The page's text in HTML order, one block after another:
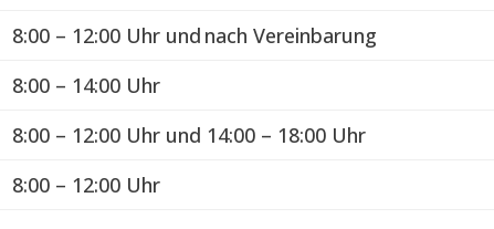
8:00 – 12:00 Uhr und nach Vereinbarung
8:00 – 14:00 Uhr
8:00 – 12:00 Uhr und 14:00 – 18:00 Uhr
8:00 – 12:00 Uhr